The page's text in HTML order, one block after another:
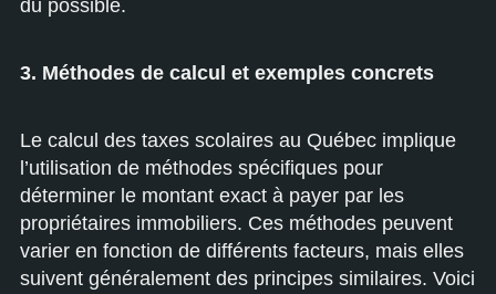
du possible.
3. Méthodes de calcul et exemples concrets
Le calcul des taxes scolaires au Québec implique
l’utilisation de méthodes spécifiques pour
déterminer le montant exact à payer par les
propriétaires immobiliers. Ces méthodes peuvent
varier en fonction de différents facteurs, mais elles
suivent généralement des principes similaires. Voici